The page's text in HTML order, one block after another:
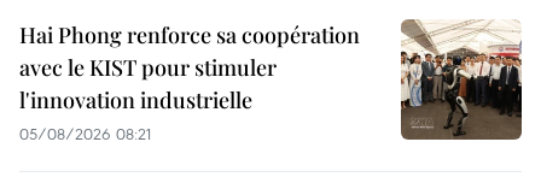
Hai Phong renforce sa coopération
avec le KIST pour stimuler
l'innovation industrielle
05/08/2026 08:21